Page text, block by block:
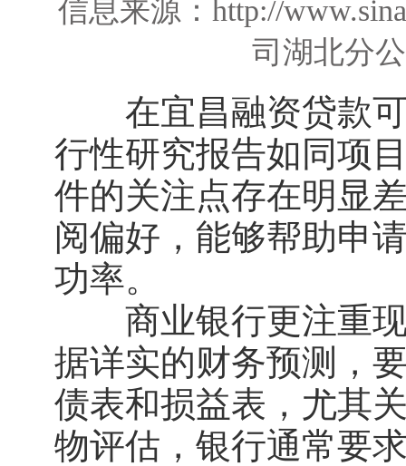
信息来源：http://
司湖北分
在宜昌融资贷款
行性研究报告如同项
件的关注点存在明显
阅偏好，能够帮助申
功率。
商业银行更注重现
据详实的财务预测，
债表和损益表，尤其
物评估，银行通常要